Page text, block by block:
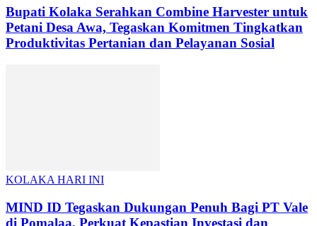
Bupati Kolaka Serahkan Combine Harvester untuk
Petani Desa Awa, Tegaskan Komitmen Tingkatkan
Produktivitas Pertanian dan Pelayanan Sosial
KOLAKA HARI INI
MIND ID Tegaskan Dukungan Penuh Bagi PT Vale
di Pomalaa, Perkuat Kepastian Investasi dan